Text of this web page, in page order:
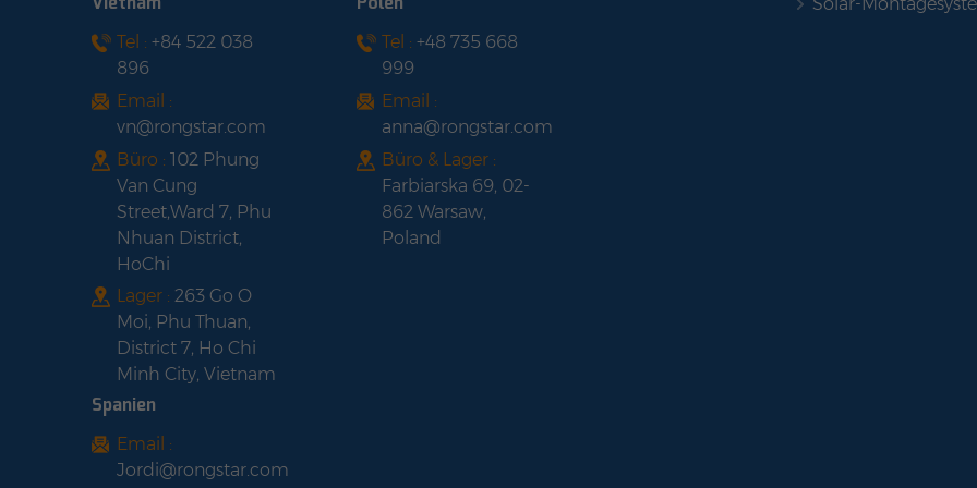
schwarzem Rahmen
LONGI HI-MO 6 LR5-
Solarpanel mit
schwarzem Rahmen
Tel : +84 522 038
896
Email :
vn@rongstar.com
Büro : 102 Phung
Van Cung
Street,Ward 7, Phu
Nhuan District,
HoChi
Lager : 263 Go O
Moi, Phu Thuan,
District 7, Ho Chi
Minh City, Vietnam
Tel :+48 735 668
999
Email :
anna@rongstar.com
Büro & Lager :
Farbiarska 69, 02-
862 Warsaw,
Poland
Spanien
Email :
Jordi@rongstar.com